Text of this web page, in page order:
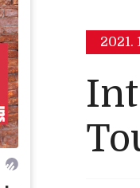
2021.